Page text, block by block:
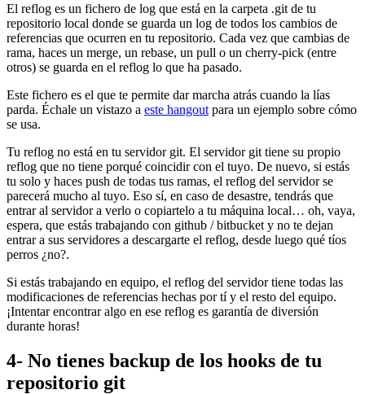
El reflog es un fichero de log que está en la carpeta .git de tu
repositorio local donde se guarda un log de todos los cambios de
referencias que ocurren en tu repositorio. Cada vez que cambias de
rama, haces un merge, un rebase, un pull o un cherry-pick (entre
otros) se guarda en el reflog lo que ha pasado.
Este fichero es el que te permite dar marcha atrás cuando la lías
parda. Échale un vistazo a este hangout para un ejemplo sobre cómo
se usa.
Tu reflog no está en tu servidor git. El servidor git tiene su propio
reflog que no tiene porqué coincidir con el tuyo. De nuevo, si estás
tu solo y haces push de todas tus ramas, el reflog del servidor se
parecerá mucho al tuyo. Eso sí, en caso de desastre, tendrás que
entrar al servidor a verlo o copiartelo a tu máquina local… oh, vaya,
espera, que estás trabajando con github / bitbucket y no te dejan
entrar a sus servidores a descargarte el reflog, desde luego qué tíos
perros ¿no?.
Si estás trabajando en equipo, el reflog del servidor tiene todas las
modificaciones de referencias hechas por tí y el resto del equipo.
¡Intentar encontrar algo en ese reflog es garantía de diversión
durante horas!
4- No tienes backup de los hooks de tu
repositorio git